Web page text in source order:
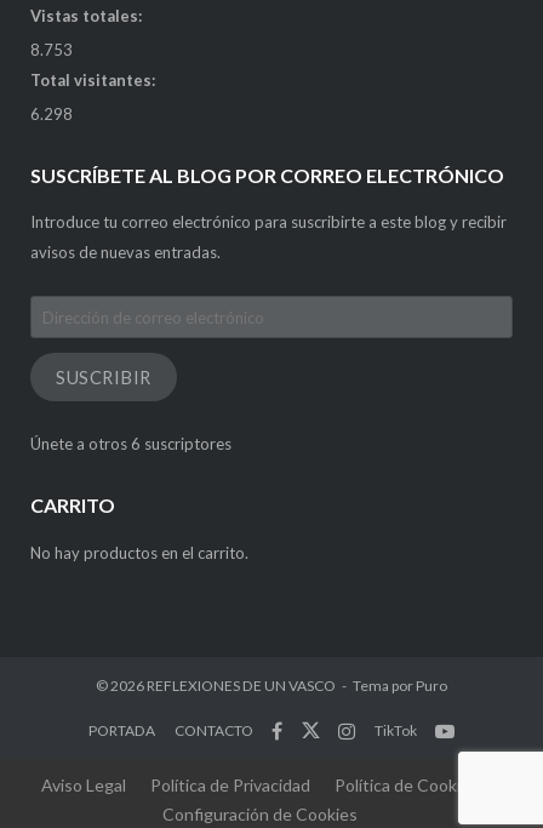
Vistas totales:
8.753
Total visitantes:
6.298
SUSCRÍBETE AL BLOG POR CORREO ELECTRÓNICO
Introduce tu correo electrónico para suscribirte a este blog y recibir
avisos de nuevas entradas.
Dirección
de
correo
electrónico
SUSCRIBIR
Únete a otros 6 suscriptores
CARRITO
No hay productos en el carrito.
© 2026 REFLEXIONES DE UN VASCO Tema por Puro
PORTADA CONTACTO TikTok
Aviso Legal Política de Privacidad
Política de Cookies
Configuración de Cookies